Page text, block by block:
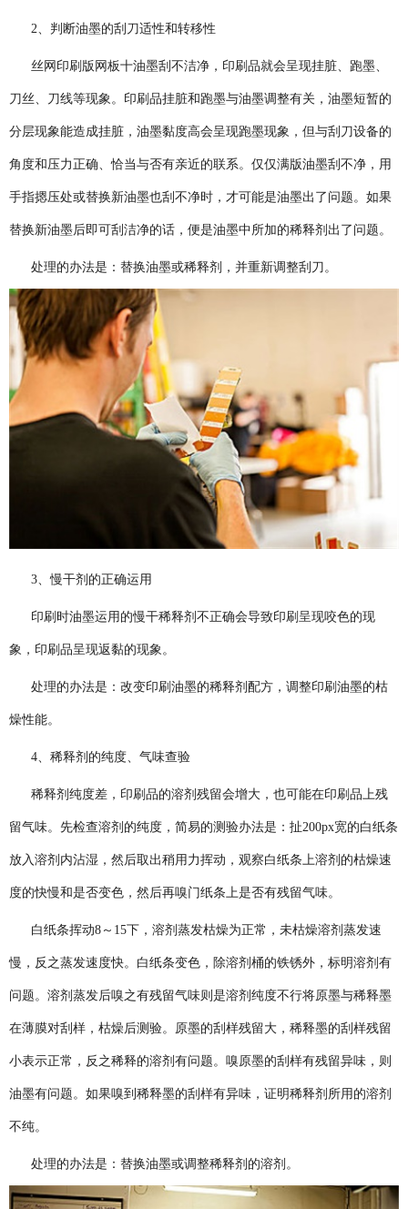
2、判断油墨的刮刀适性和转移性
丝网印刷版网板十油墨刮不洁净，印刷品就会呈现挂脏、跑墨、
刀丝、刀线等现象。印刷品挂脏和跑墨与油墨调整有关，油墨短暂的
分层现象能造成挂脏，油墨黏度高会呈现跑墨现象，但与刮刀设备的
角度和压力正确、恰当与否有亲近的联系。仅仅满版油墨刮不净，用
手指摁压处或替换新油墨也刮不净时，才可能是油墨出了问题。如果
替换新油墨后即可刮洁净的话，便是油墨中所加的稀释剂出了问题。
处理的办法是：替换油墨或稀释剂，并重新调整刮刀。
3、慢干剂的正确运用
印刷时油墨运用的慢干稀释剂不正确会导致印刷呈现咬色的现
象，印刷品呈现返黏的现象。
处理的办法是：改变印刷油墨的稀释剂配方，调整印刷油墨的枯
燥性能。
4、稀释剂的纯度、气味查验
稀释剂纯度差，印刷品的溶剂残留会增大，也可能在印刷品上残
留气味。先检查溶剂的纯度，简易的测验办法是：扯200px宽的白纸条
放入溶剂内沾湿，然后取出稍用力挥动，观察白纸条上溶剂的枯燥速
度的快慢和是否变色，然后再嗅门纸条上是否有残留气味。
白纸条挥动8～15下，溶剂蒸发枯燥为正常，未枯燥溶剂蒸发速
慢，反之蒸发速度快。白纸条变色，除溶剂桶的铁锈外，标明溶剂有
问题。溶剂蒸发后嗅之有残留气味则是溶剂纯度不行将原墨与稀释墨
在薄膜对刮样，枯燥后测验。原墨的刮样残留大，稀释墨的刮样残留
小表示正常，反之稀释的溶剂有问题。嗅原墨的刮样有残留异味，则
油墨有问题。如果嗅到稀释墨的刮样有异味，证明稀释剂所用的溶剂
不纯。
处理的办法是：替换油墨或调整稀释剂的溶剂。